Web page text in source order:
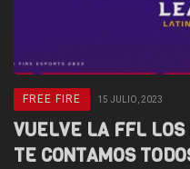
FREE FIRE 15 JULIO, 2023
VUELVE LA FFL LOS
TE CONTAMOS